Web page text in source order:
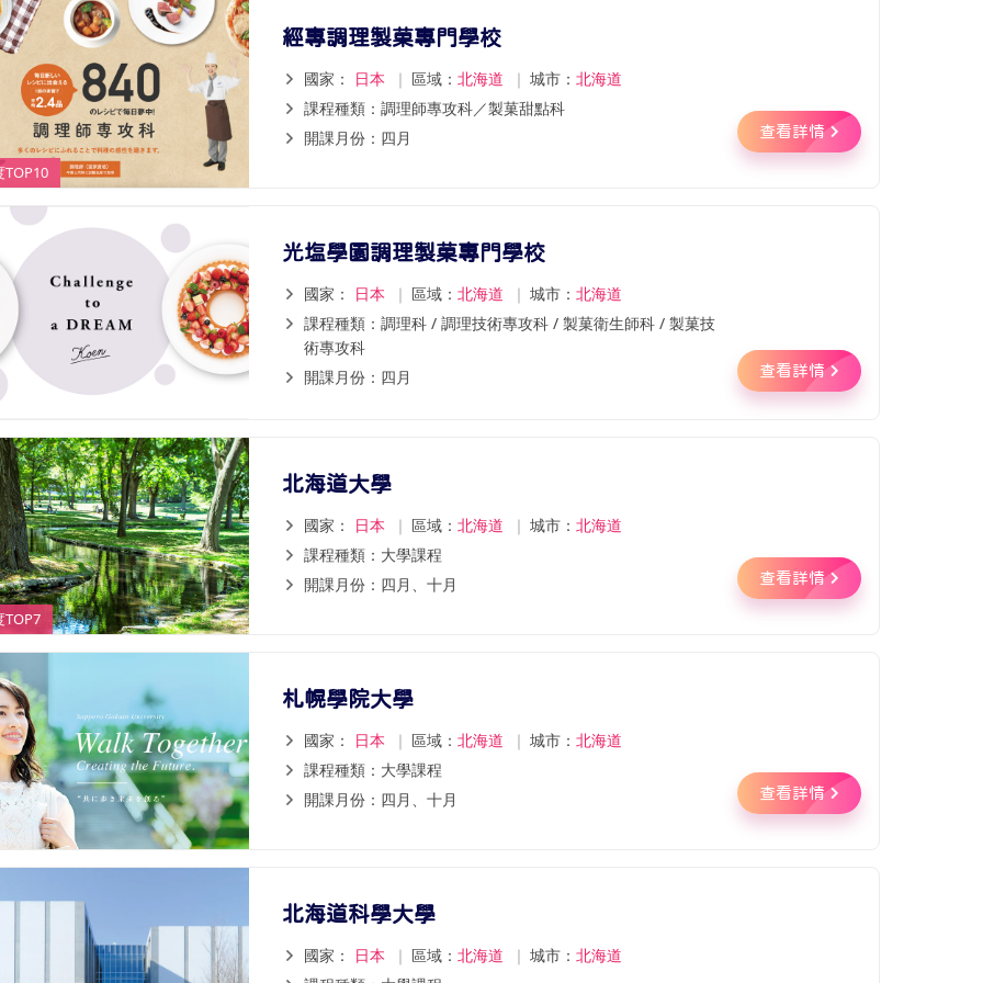
TOP10
經專調理製菓專門學校
國家： 日本 ｜ 區域： 北海道 ｜ 城市： 北海道
課程種類：調理師專攻科／製菓甜點科
開課月份：四月
查看詳情
光塩學園調理製菓專門學校
國家： 日本 ｜ 區域： 北海道 ｜ 城市： 北海道
課程種類：調理科 / 調理技術專攻科 / 製菓衛生師科 / 製菓技
術專攻科
開課月份：四月
查看詳情
TOP7
北海道大學
國家： 日本 ｜ 區域： 北海道 ｜ 城市： 北海道
課程種類：大學課程
開課月份：四月、十月
查看詳情
札幌學院大學
國家： 日本 ｜ 區域： 北海道 ｜ 城市： 北海道
課程種類：大學課程
開課月份：四月、十月
查看詳情
北海道科學大學
國家： 日本 ｜ 區域： 北海道 ｜ 城市： 北海道